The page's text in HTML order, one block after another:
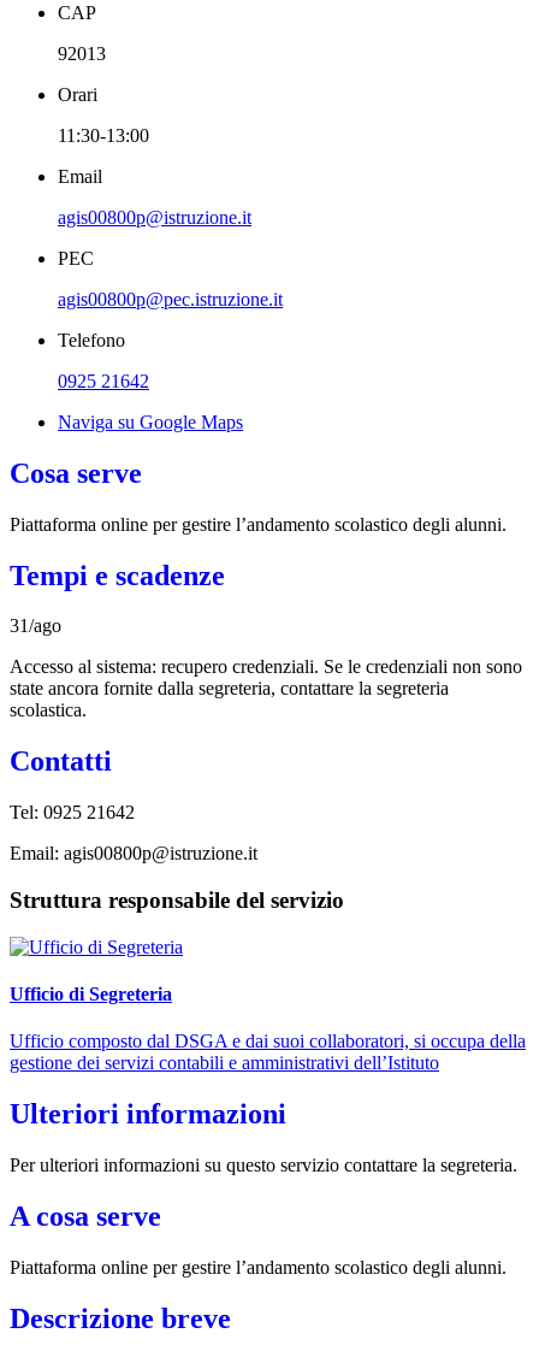
CAP
92013
Orari
11:30-13:00
Email
agis00800p@istruzione.it
PEC
agis00800p@pec.istruzione.it
Telefono
0925 21642
Naviga su Google Maps
Cosa serve
Piattaforma online per gestire l’andamento scolastico degli alunni.
Tempi e scadenze
31/ago
Accesso al sistema: recupero credenziali. Se le credenziali non sono
state ancora fornite dalla segreteria, contattare la segreteria
scolastica.
Contatti
Tel: 0925 21642
Email: agis00800p@istruzione.it
Struttura responsabile del servizio
Ufficio di Segreteria
Ufficio composto dal DSGA e dai suoi collaboratori, si occupa della
gestione dei servizi contabili e amministrativi dell’Istituto
Ulteriori informazioni
Per ulteriori informazioni su questo servizio contattare la segreteria.
A cosa serve
Piattaforma online per gestire l’andamento scolastico degli alunni.
Descrizione breve